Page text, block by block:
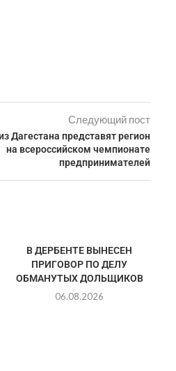
Следующий пост
Дагестана представят регион
на всероссийском чемпионате
предпринимателей
В ДЕРБЕНТЕ ВЫНЕСЕН
ПРИГОВОР ПО ДЕЛУ
ОБМАНУТЫХ ДОЛЬЩИКОВ
06.08.2026